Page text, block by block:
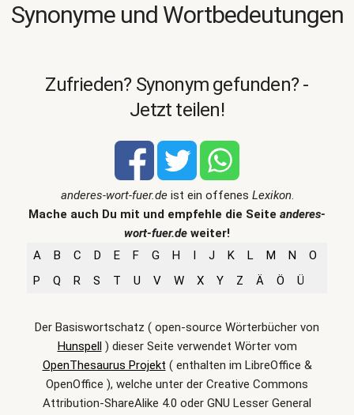
Synonyme und Wortbedeutungen
Zufrieden? Synonym gefunden? -
Jetzt teilen!
anderes-wort-fuer.deist ein offenes Lexikon.
Mache auch Du mit und empfehle die Seite anderes-
wort-fuer.de weiter!
A
B C D E F G H I J K L M N
O
P
Q R S T U V W X Y Z Ä Ö Ü
Der Basiswortschatz ( open-source Wörterbücher von
Hunspell) dieser Seite verwendet Wörter vom
OpenThesaurus Projekt ( enthalten im LibreOffice &
OpenOffice ), welche unter der Creative Commons
Attribution-ShareAlike 4.0 oder GNU Lesser General